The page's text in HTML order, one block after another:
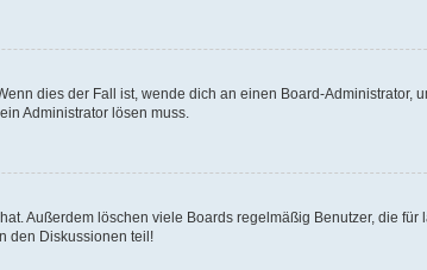
dies der Fall ist, wende dich an einen Board-Administrator,
Administrator lösen muss.
Außerdem löschen viele Boards regelmäßig Benutzer, die für
den Diskussionen teil!